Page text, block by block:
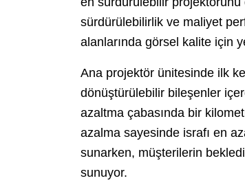
sürdürülebilirlik ve maliyet
alanlarında görsel kalite için
Ana projektör ünitesinde ilk
dönüştürülebilir bileşenler
azaltma çabasında bir
azalma sayesinde israfı en
sunarken, müşterilerin
sunuyor.